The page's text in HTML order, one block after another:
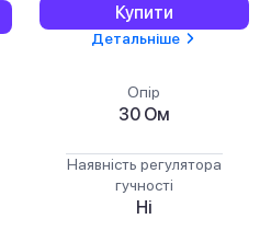
Купити
Детальніше
Опір
30 Ом
Наявність регулятора
гучності
Ні